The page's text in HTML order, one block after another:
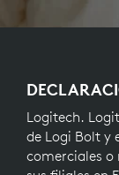
Logitech.
de Logi Bolt y
comerciales o